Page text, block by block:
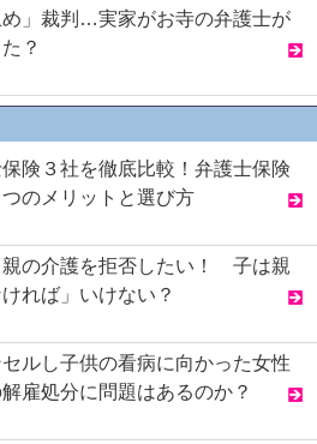
め」裁判…実家がお寺の弁護士が
？
険３社を徹底比較！弁護士保険
のメリットと選び方
親の介護を拒否したい！ 子は親
れば」いけない？
ルし子供の看病に向かった女性
雇処分に問題はあるのか？